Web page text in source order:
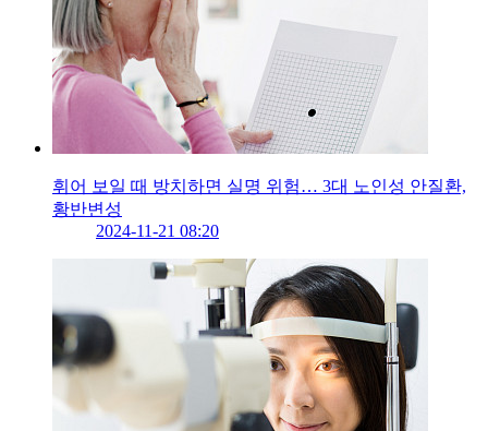
휘어 보일 때 방치하면 실명 위험… 3대 노인성 안질환,
황반변성
2024-11-21 08:20